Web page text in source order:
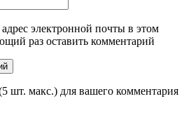
электронной почты в этом
раз оставить комментарий
шт. макс.) для вашего комментария